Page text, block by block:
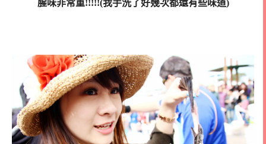
腥味非常重!!!!!(我手洗了好幾次都還有些味道)